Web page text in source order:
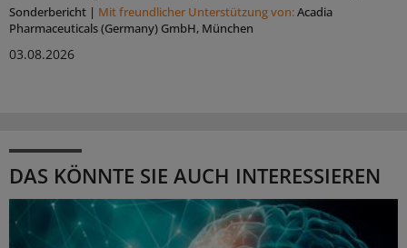
Sonderbericht | Mit freundlicher Unterstützung von:Acadia
Pharmaceuticals (Germany) GmbH, München
03.08.2026
DAS KÖNNTE SIE AUCH INTERESSIEREN